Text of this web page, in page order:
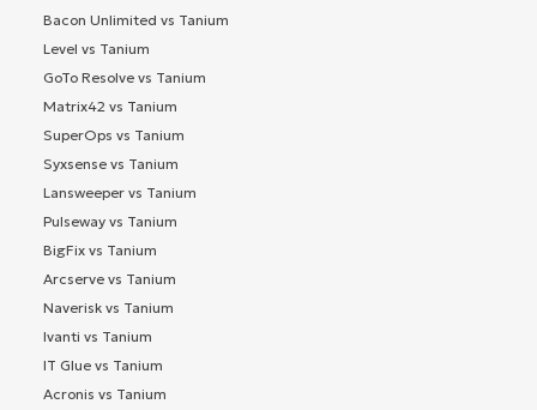
Bacon Unlimited vs Tanium
Level vs Tanium
GoTo Resolve vs Tanium
Matrix42 vs Tanium
SuperOps vs Tanium
Syxsense vs Tanium
Lansweeper vs Tanium
Pulseway vs Tanium
BigFix vs Tanium
Arcserve vs Tanium
Naverisk vs Tanium
Ivanti vs Tanium
IT Glue vs Tanium
Acronis vs Tanium